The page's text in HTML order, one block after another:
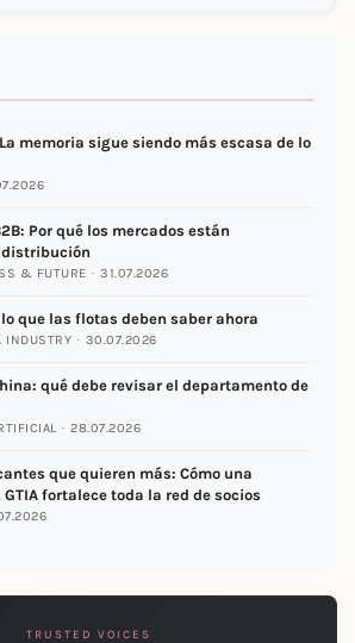
memoria sigue siendo más escasa de lo
Por qué los mercados están
& FUTURE · 31.07.2026
que las flotas deben saber ahora
INDUSTRY · 30.07.2026
qué debe revisar el departamento de
· 28.07.2026
que quieren más: Cómo una
fortalece toda la red de socios
TRUSTED VOICES